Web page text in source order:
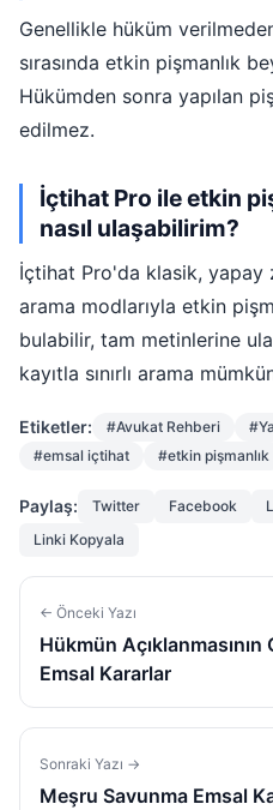
Genellikle hüküm
sırasında etkin pişmanlık
Hükümden sonra yapılan
edilmez.
İçtihat Pro ile etkin
nasıl ulaşabilirim?
İçtihat Pro'da klasik, yapay
arama modlarıyla etkin
bulabilir, tam metinlerine
kayıtla sınırlı arama
Etiketler: #Avukat Rehberi
#emsal içtihat
#etkin pişmanlık
Paylaş: Twitter Facebook
Linki Kopyala
← Önceki Yazı
Hükmün Açıklanmasının
Emsal Kararlar
Sonraki Yazı →
Meşru Savunma Emsal